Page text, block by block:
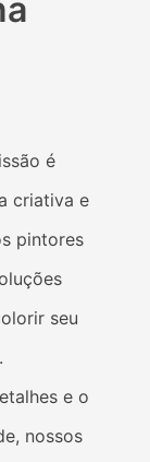
é
criativa e
pintores
seu
e o
nossos